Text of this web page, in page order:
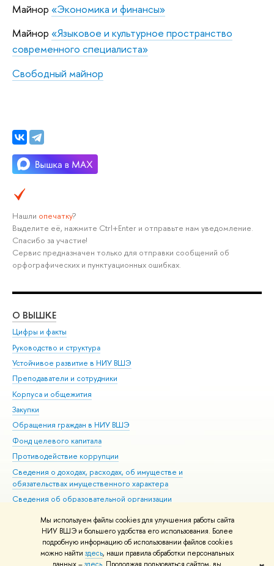
Мы используем файлы cookies для улучшения работы сайта
НИУ ВШЭ и большего удобства его использования. Более
подробную информацию об использовании файлов cookies
можно найти здесь, наши правила обработки персональных
Майнор «Экономика и финансы»
Майнор «Языковое и культурное пространство
современного специалиста»
Свободный майнор
Нашли опечатку?
Выделите её, нажмите Ctrl+Enter и отправьте нам уведомление.
Спасибо за участие!
Сервис предназначен только для отправки сообщений об
орфографических и пунктуационных ошибках.
О ВЫШКЕ
Цифры и факты
Руководство и структура
Устойчивое развитие в НИУ ВШЭ
Преподаватели и сотрудники
Корпуса и общежития
Закупки
Обращения граждан в НИУ ВШЭ
Фонд целевого капитала
Противодействие коррупции
Сведения о доходах, расходах, об имуществе и
обязательствах имущественного характера
Сведения об образовательной организации
Людям с ограниченными возможностями здоровья
Единая платежная страница
Работа в Вышке